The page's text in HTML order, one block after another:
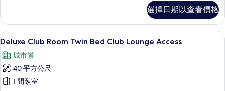
所
有
相
片
Room
King
Bed
Lounge
Access
的
詳
選擇日期以查看價格
顯
示
Deluxe
Club
Room
Deluxe Club Room Twin Bed Club
5
Deluxe Club Room Twin Bed Club Lounge Access
城市景
40 平方公尺
1 間臥室